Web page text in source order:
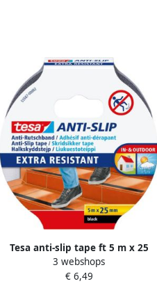
Tesa anti-slip tape ft 5 m x 25
mm zwart
3 webshops
€ 6,49